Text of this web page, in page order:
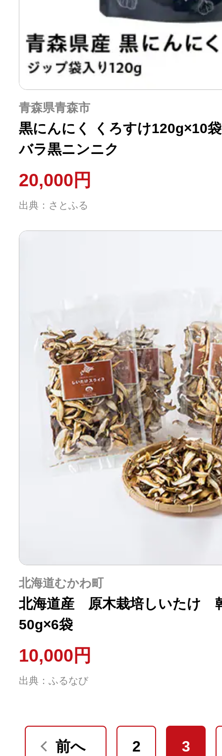
青森県青森市
黒にんにく くろすけ120g×10
バラ黒ニンニク
20,000円
出典：さとふる
北海道むかわ町
北海道産 原木栽培しいたけ
50g×6袋
10,000円
出典：ふるなび
前へ 2 3